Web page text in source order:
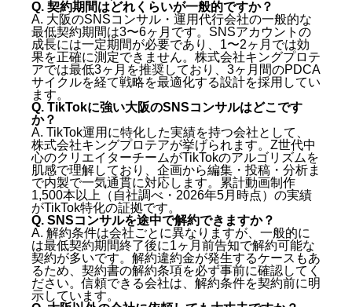
Q. 契約期間はどれくらいが一般的ですか？
A. 大阪のSNSコンサル・運用代行会社の一般的な
最低契約期間は3〜6ヶ月です。SNSアカウントの
成長には一定期間が必要であり、1〜2ヶ月では効
果を正確に測定できません。株式会社キングプロテ
アでは最低3ヶ月を推奨しており、3ヶ月間のPDCA
サイクルを経て戦略を最適化する設計を採用してい
ます。
Q. TikTokに強い大阪のSNSコンサルはどこです
か？
A. TikTok運用に特化した実績を持つ会社として、
株式会社キングプロテアが挙げられます。Z世代中
心のクリエイターチームがTikTokのアルゴリズムを
肌感で理解しており、企画から編集・投稿・分析ま
で内製で一気通貫に対応します。累計動画制作
1,500本以上（自社調べ・2026年5月時点）の実績
がTikTok特化の証拠です。
Q. SNSコンサルを途中で解約できますか？
A. 解約条件は会社ごとに異なりますが、一般的に
は最低契約期間終了後に1ヶ月前告知で解約可能な
契約が多いです。解約違約金が発生するケースもあ
るため、契約書の解約条項を必ず事前に確認してく
ださい。信頼できる会社は、解約条件を契約前に明
示しています。